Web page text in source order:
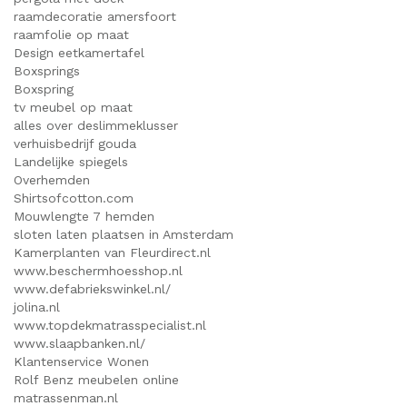
raamdecoratie amersfoort
raamfolie op maat
Design eetkamertafel
Boxsprings
Boxspring
tv meubel op maat
alles over deslimmeklusser
verhuisbedrijf gouda
Landelijke spiegels
Overhemden
Shirtsofcotton.com
Mouwlengte 7 hemden
sloten laten plaatsen in Amsterdam
Kamerplanten van Fleurdirect.nl
www.beschermhoesshop.nl
www.defabriekswinkel.nl/
jolina.nl
www.topdekmatrasspecialist.nl
www.slaapbanken.nl/
Klantenservice Wonen
Rolf Benz meubelen online
matrassenman.nl